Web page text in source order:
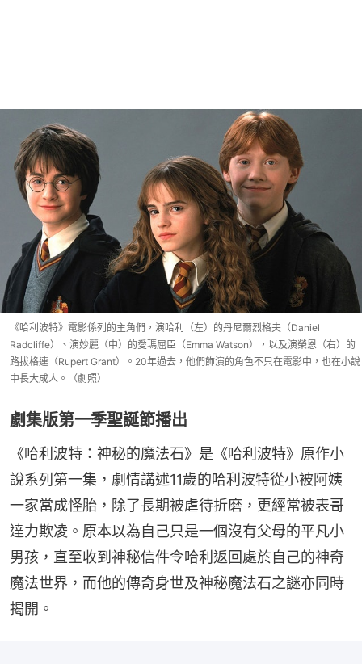
《哈利波特》電影係列的主角們，演哈利（左）的丹尼爾烈格夫（Daniel
Radcliffe）、演妙麗（中）的愛瑪屈臣（Emma Watson），以及演榮恩（右）的
路拔格連（Rupert Grant）。20年過去，他們飾演的角色不只在電影中，也在小說
中長大成人。（劇照）
劇集版第一季聖誕節播出
《哈利波特：神秘的魔法石》是《哈利波特》原作小
說系列第一集，劇情講述11歲的哈利波特從小被阿姨
一家當成怪胎，除了長期被虐待折磨，更經常被表哥
達力欺凌。原本以為自己只是一個沒有父母的平凡小
男孩，直至收到神秘信件令哈利返回處於自己的神奇
魔法世界，而他的傳奇身世及神秘魔法石之謎亦同時
揭開。